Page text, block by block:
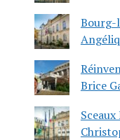
Bourg-
Brice